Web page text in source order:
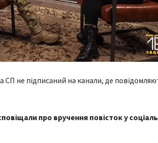
СП не підписаний на канали, де
про вручення повісток у